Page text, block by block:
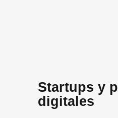
Startups y
digitales